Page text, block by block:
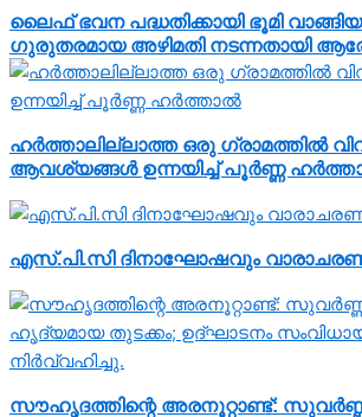
ലൈഫ് ഭവന പദ്ധതിക്കായി ഭൂമി
ഗുരുതരമായ അഴിമതി നടന്നതായി
അന്വേഷണം ആവശ്യപ്പെട്ട്
ഓഫീസിലേക്ക് പ്രതിഷേധ മാർച്ച് നടത്തി
ഹർത്താലില്ലാത്ത ഒരു ഗ്രാമത്തിൽ
ആവശ്യങ്ങൾ ഉന്നയിച്ച് പൂർണ്ണ
എസ്.പി.സി ദിനാഘോഷവും
സൗഹൃദത്തിന്റെ അരനൂറ്റാണ്ട്: